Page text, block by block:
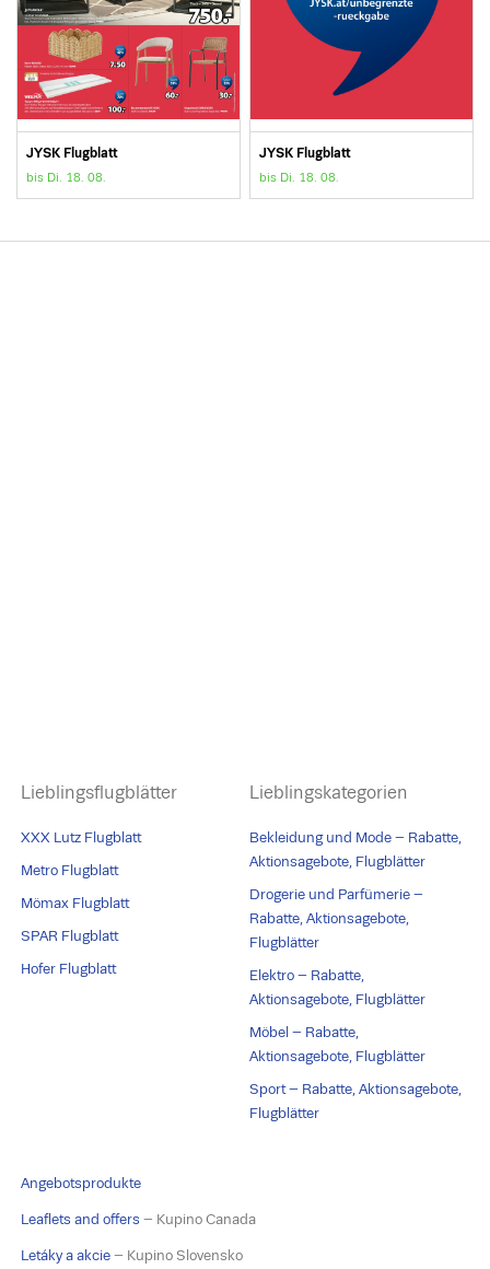
JYSK Flugblatt
bis Di. 18. 08.
JYSK Flugblatt
bis Di. 18. 08.
Lieblingsflugblätter
XXX Lutz Flugblatt
Metro Flugblatt
Mömax Flugblatt
SPAR Flugblatt
Hofer Flugblatt
Lieblingskategorien
Bekleidung und Mode – Rabatte,
Aktionsagebote, Flugblätter
Drogerie und Parfümerie –
Rabatte, Aktionsagebote,
Flugblätter
Elektro – Rabatte,
Aktionsagebote, Flugblätter
Möbel – Rabatte,
Aktionsagebote, Flugblätter
Sport – Rabatte, Aktionsagebote,
Flugblätter
Angebotsprodukte
Leaflets and offers – Kupino Canada
Letáky a akcie – Kupino Slovensko